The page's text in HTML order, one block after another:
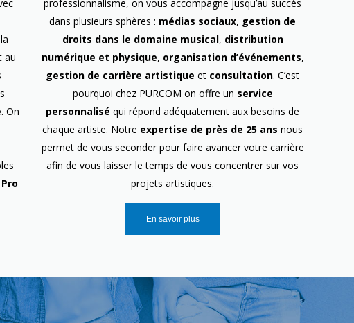
au
. On
professionnalisme, on vous accompagne jusqu’au succès
dans plusieurs sphères : médias sociaux, gestion de
droits dans le domaine musical, distribution
numérique et physique, organisation d’événements,
gestion de carrière artistique et consultation. C’est
pourquoi chez PURCOM on offre un service
personnalisé qui répond adéquatement aux besoins de
chaque artiste. Notre expertise de près de 25 ans nous
permet de vous seconder pour faire avancer votre carrière
afin de vous laisser le temps de vous concentrer sur vos
projets artistiques.
En savoir plus